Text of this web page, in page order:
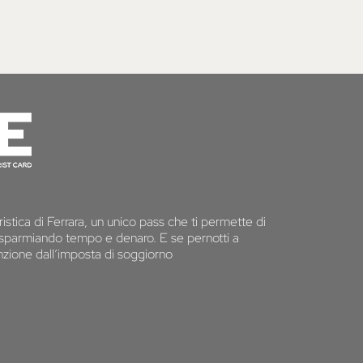
di Ferrara, un unico pass che ti permette di
tempo e denaro. E se pernotti a
dall’imposta di soggiorno